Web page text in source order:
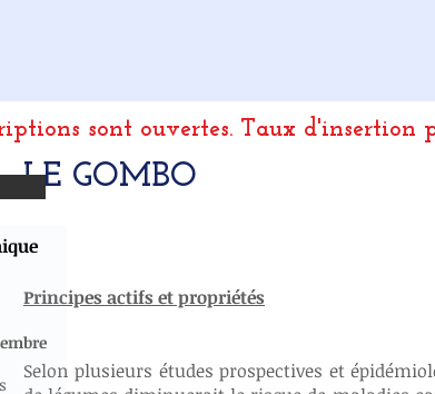
sont ouvertes. Taux d'insertion
LE GOMBO
Principes actifs et propriétés
Selon plusieurs études prospectives et